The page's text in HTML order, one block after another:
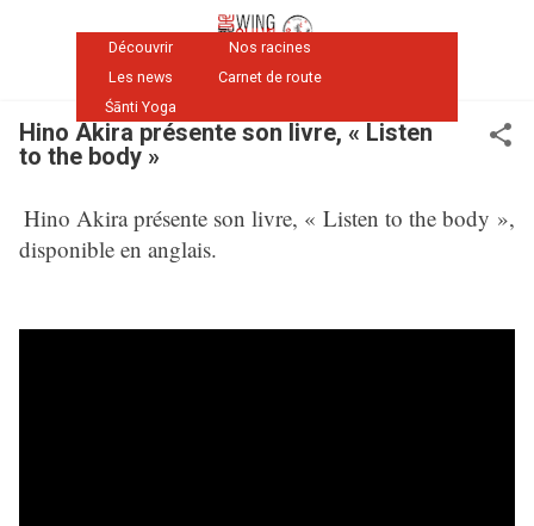
Accéder au contenu principal
Découvrir
Nos racines
Les news
Carnet de route
Śānti Yoga
Hino Akira présente son livre, « Listen
to the body »
Hino Akira présente son livre, « Listen to the body »,
disponible en anglais.